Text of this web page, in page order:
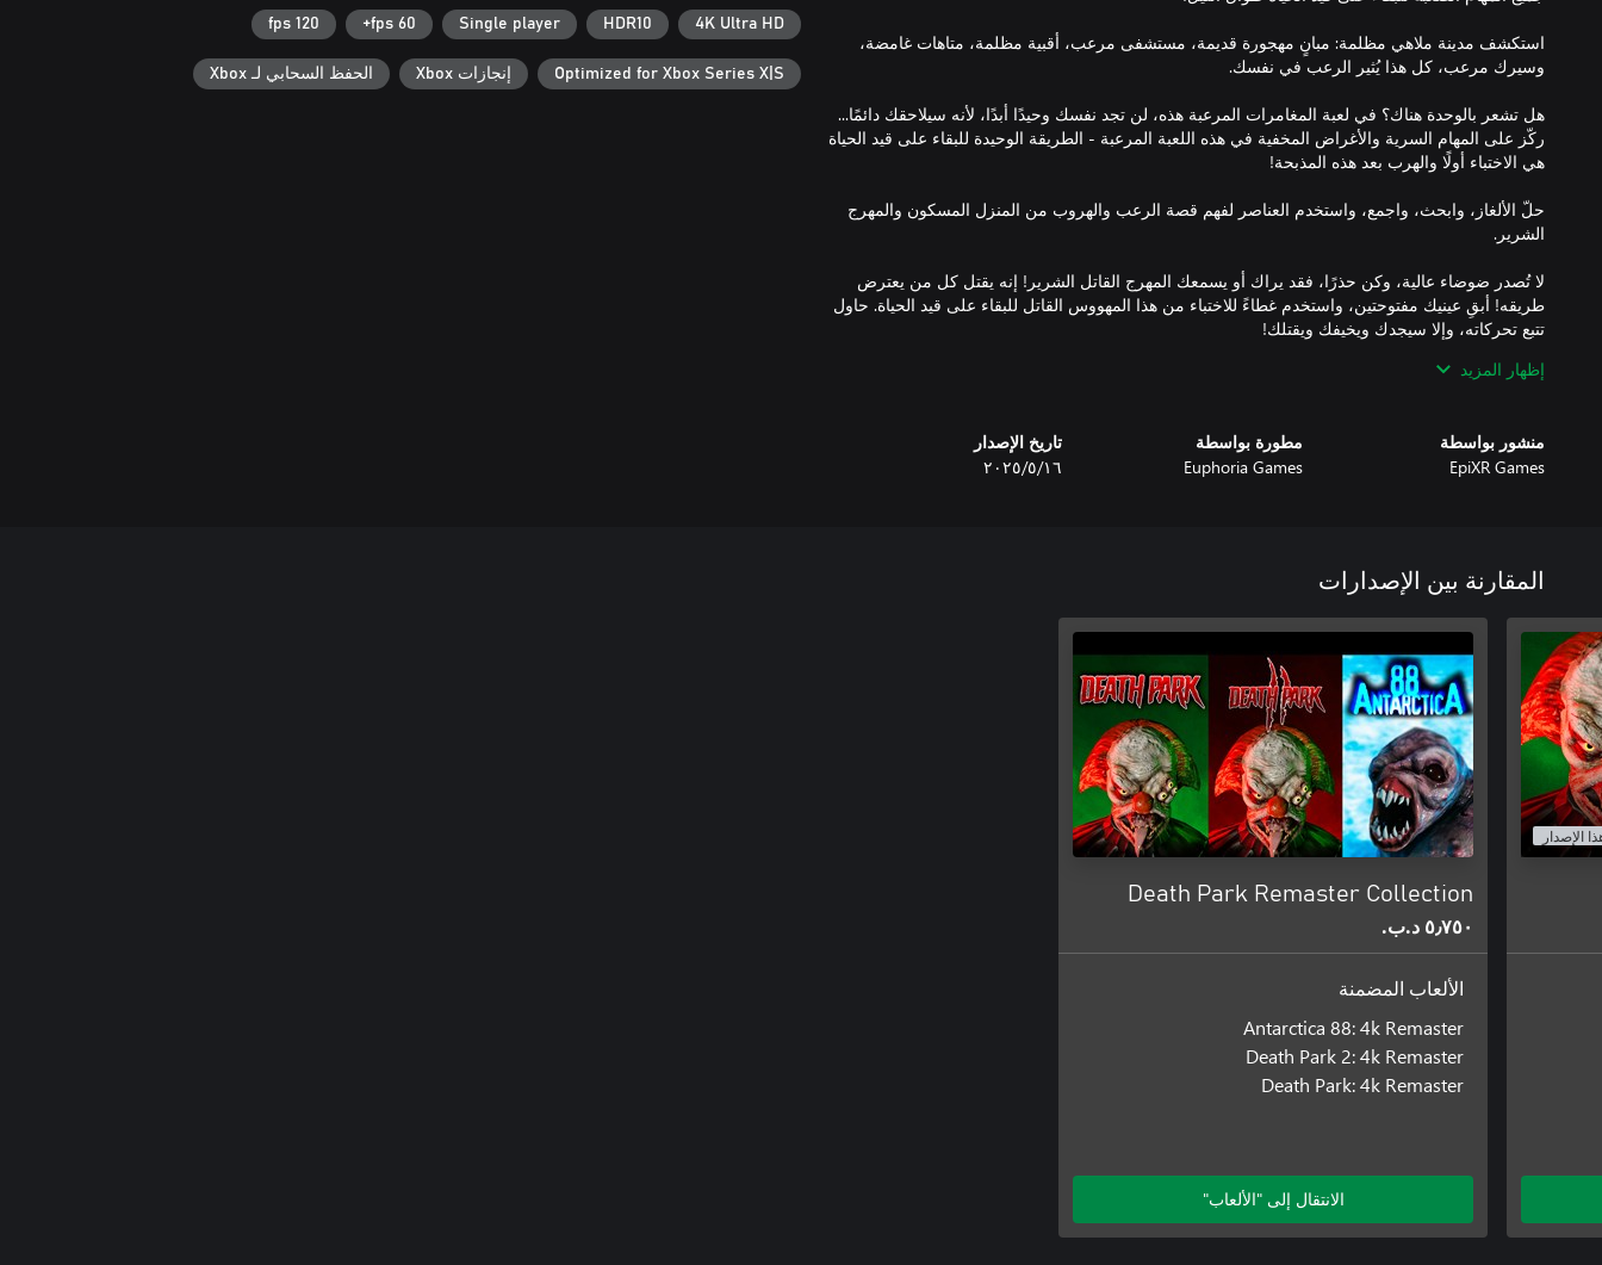
استكشف مدينة ملاهي مظلمة: مبانٍ مهجورة قديمة، مستشفى مرعب، أقبية مظلمة، متاهات غامضة،
هل تشعر بالوحدة هناك؟ في لعبة المغامرات المرعبة هذه، لن تجد نفسك وحيدًا أبدًا، لأنه سيلاحقك دائمًا...
ركّز على المهام السرية والأغراض المخفية في هذه اللعبة المرعبة - الطريقة الوحيدة للبقاء على قيد الحياة
حلّ الألغاز، وابحث، واجمع، واستخدم العناصر لفهم قصة الرعب والهروب من المنزل المسكون والمهرج
لا تُصدر ضوضاء عالية، وكن حذرًا، فقد يراك أو يسمعك المهرج القاتل الشرير! إنه يقتل كل من يعترض
طريقه! أبقِ عينيك مفتوحتين، واستخدم غطاءً للاختباء من هذا المهووس القاتل للبقاء على قيد الحياة. حاول
النهايات الأخرى ولمعرفة قصة المهرج كاملة.
إظهار المزيد
منشور بواسطة
EpiXR Games
مطورة بواسطة
Euphoria Games
تاريخ الإصدار
١٦‏/٥‏/٢٠٢٥
4K Ultra HD
HDR10
Single player
60 fps+
120 fps
Optimized for Xbox Series X|S إنجازات Xbox الحفظ السحابي لـ Xbox
المقارنة بين الإصدارات
الإصدار
Death Park Remaster Collection
٥٫٧٥٠ د.ب.‏
الألعاب المضمنة
Antarctica 88: 4k Remaster
Death Park 2: 4k Remaster
Death Park: 4k Remaster
الانتقال إلى "الألعاب"